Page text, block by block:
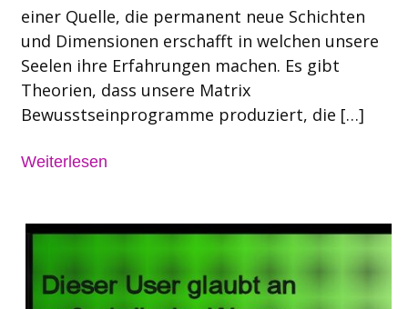
einer Quelle, die permanent neue Schichten
und Dimensionen erschafft in welchen unsere
Seelen ihre Erfahrungen machen. Es gibt
Theorien, dass unsere Matrix
Bewusstseinprogramme produziert, die […]
Weiterlesen